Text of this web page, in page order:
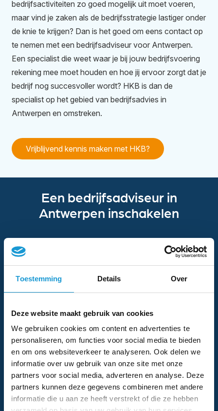
Toestemming Details Over
Deze website maakt gebruik van cookies
We gebruiken cookies om content en advertenties te
personaliseren, om functies voor social media te bieden
en om ons websiteverkeer te analyseren. Ook delen we
informatie over uw gebruik van onze site met onze
partners voor social media, adverteren en analyse. Deze
partners kunnen deze gegevens combineren met andere
informatie die u aan ze heeft verstrekt of die ze hebben
bedrijfsactiviteiten zo goed mogelijk uit moet voeren,
maar vind je zaken als de bedrijfsstrategie lastiger onder
de knie te krijgen? Dan is het goed om eens contact op
te nemen met een bedrijfsadviseur voor Antwerpen.
Een specialist die weet waar je bij jouw bedrijfsvoering
rekening mee moet houden en hoe jij ervoor zorgt dat je
bedrijf nog succesvoller wordt? HKB is dan de
specialist op het gebied van bedrijfsadvies in
Antwerpen en omstreken.
Vrijblijvend kennis maken met HKB?
Een bedrijfsadviseur in
Antwerpen inschakelen
HKB is de sparringpartner voor het MKB. Wij leveren
bedrijfsadvies in Antwerpen aan ondernemers die hun
doen. We staan als bedrijfsadviseurs voor Antwerpen
verbeteringen en het realiseren van nieuwe plannen. Je
mag bij ons rekenen op een heldere analyse, die
opgevolgd wordt door een duidelijk plan van aanpak.
Ons bedrijfsadvies voor Antwerpen is altijd praktisch,
waarbij er haalbare doelen worden gesteld. We hebben
hiervoor ons Actieplan voor Succesvol Ondernemen
ontwikkeld, alsmede een Strategiekaart. Deze zetten
wij in om voor elke ondernemer een plan op maat op te